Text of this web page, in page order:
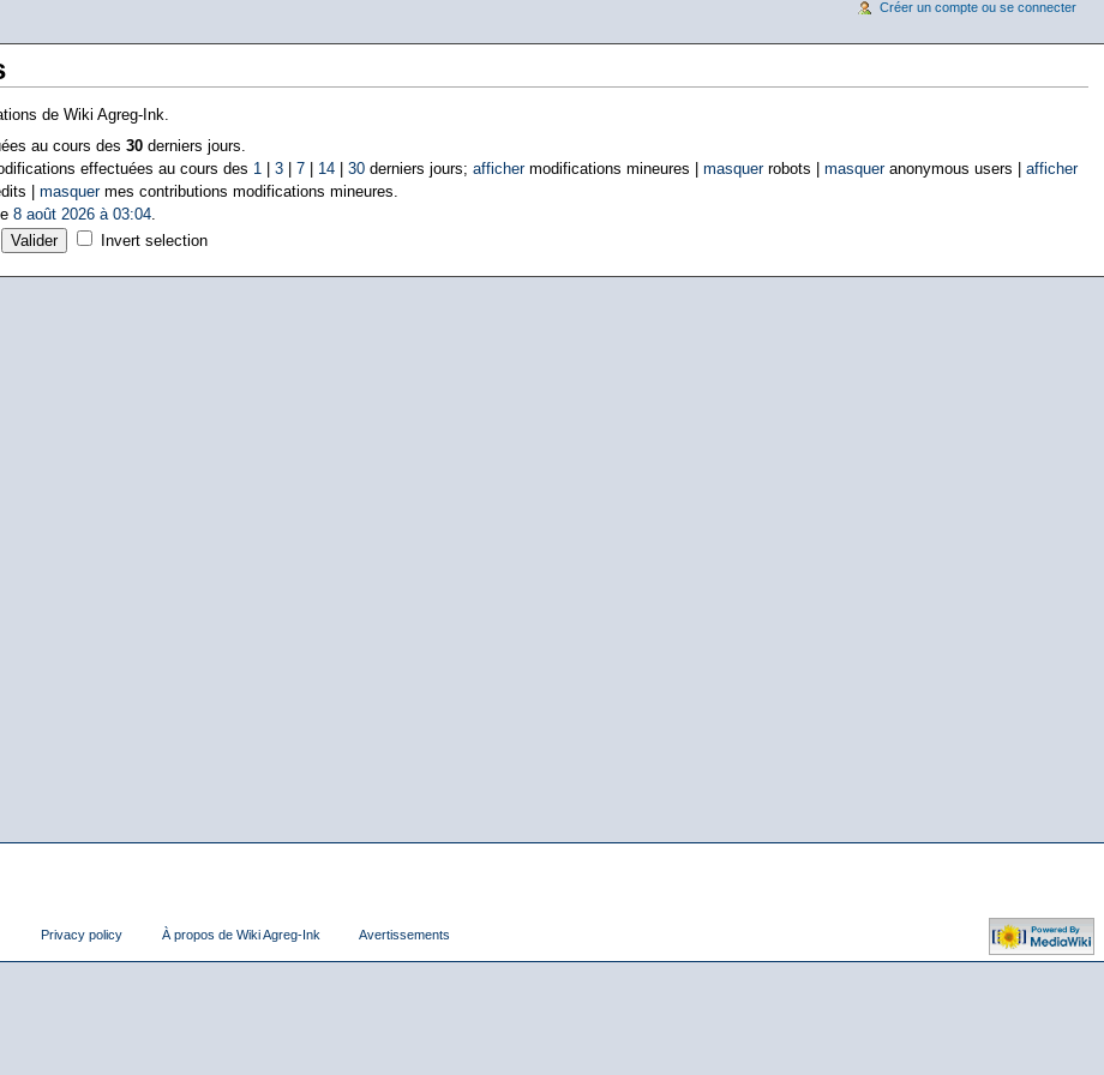
de Wiki Agreg-Ink.
au cours des 30derniers jours.
effectuées au cours des 1 3| 7| 14| 30derniers jours; affichermodifications mineures | masquerrobots | masqueranonymous users | afficher
| masquermes contributions modifications mineures.
8 août 2026 à 03:04.
Invert selection
Créer un compte ou se connecter
Privacy policy À propos de Wiki Agreg-Ink Avertissements